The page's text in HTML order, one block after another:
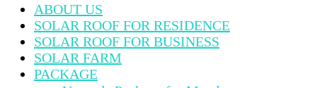
ABOUT US
SOLAR ROOF FOR RESIDENCE
SOLAR ROOF FOR BUSINESS
SOLAR FARM
PACKAGE